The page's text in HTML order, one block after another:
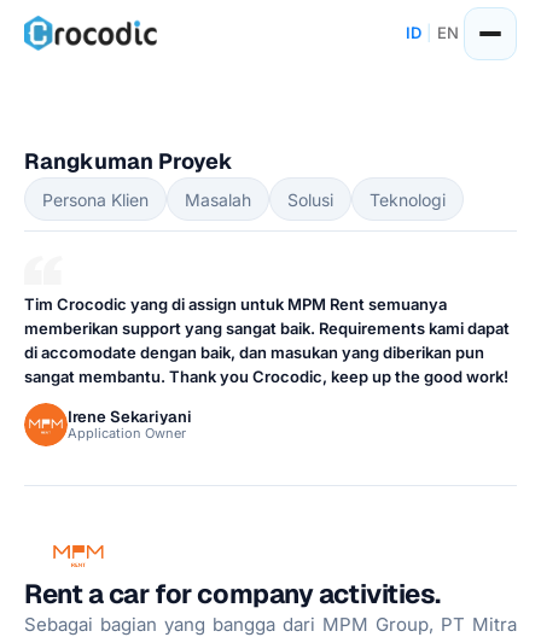
Skip
ID EN
Rangkuman Proyek
Persona Klien Masalah Solusi Teknologi
Tim Crocodic yang di assign untuk MPM Rent semuanya
memberikan support yang sangat baik. Requirements kami dapat
di accomodate dengan baik, dan masukan yang diberikan pun
sangat membantu. Thank you Crocodic, keep up the good work!
Irene Sekariyani
Application Owner
Rent a car for company activities.
Sebagai bagian yang bangga dari MPM Group, PT Mitra